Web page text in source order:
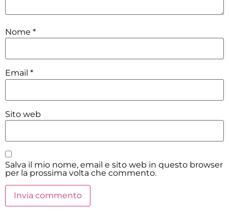
Nome *
Email *
Sito web
Salva il mio nome, email e sito web in questo browser
per la prossima volta che commento.